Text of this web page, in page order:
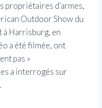
propriétaires d'armes,
Outdoor Show du
à Harrisburg, en
a été filmée, ont
pas »
a interrogés sur